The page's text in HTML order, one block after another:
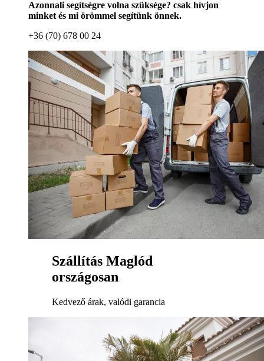
Azonnali segítségre volna szüksége? csak hívjon
minket és mi örömmel segítünk önnek.
+36 (70) 678 00 24
Szállítás Maglód
országosan
Kedvező árak, valódi garancia